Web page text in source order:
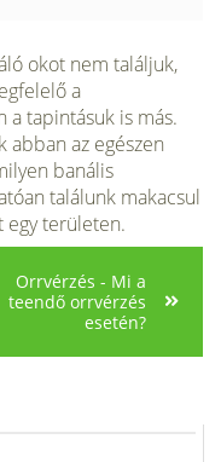
okot nem találjuk,
a
a tapintásuk is más.
ab­ban az egészen
banális
találunk makacsul
egy területen.
Orrvérzés - Mi a
teendő orrvérzés
esetén?